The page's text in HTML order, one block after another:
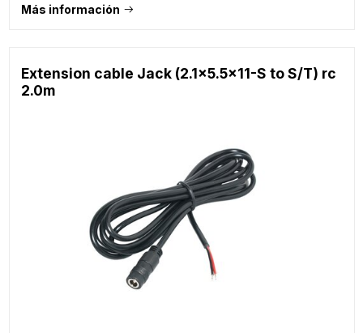
Más información
Extension cable Jack (2.1x5.5x11-S to S/T) rc
2.0m